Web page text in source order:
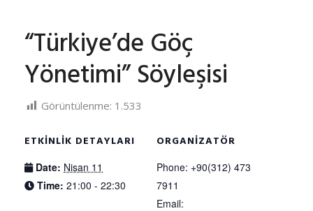
“Türkiye’de Göç
Yönetimi” Söyleşisi
Görüntülenme: 1.533
ETKINLIK DETAYLARI
Date: Nisan 11
Time: 21:00 - 22:30
ORGANIZATÖR
Phone: +90(312) 473
7911
Email: